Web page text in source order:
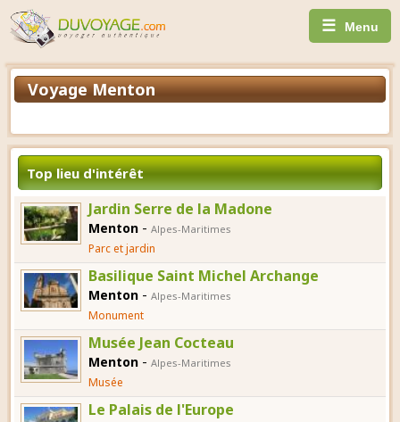
☰ Menu
Voyage Menton
Top lieu d'intérêt
Jardin Serre de la Madone
Menton - Alpes-Maritimes
Parc et jardin
Basilique Saint Michel Archange
Menton - Alpes-Maritimes
Monument
Musée Jean Cocteau
Menton - Alpes-Maritimes
Musée
Le Palais de l'Europe